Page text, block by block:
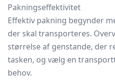
Pakningseffektivitet
Effektiv pakning begynder
der skal transporteres.
størrelse af genstande, der
tasken, og vælg en
behov.